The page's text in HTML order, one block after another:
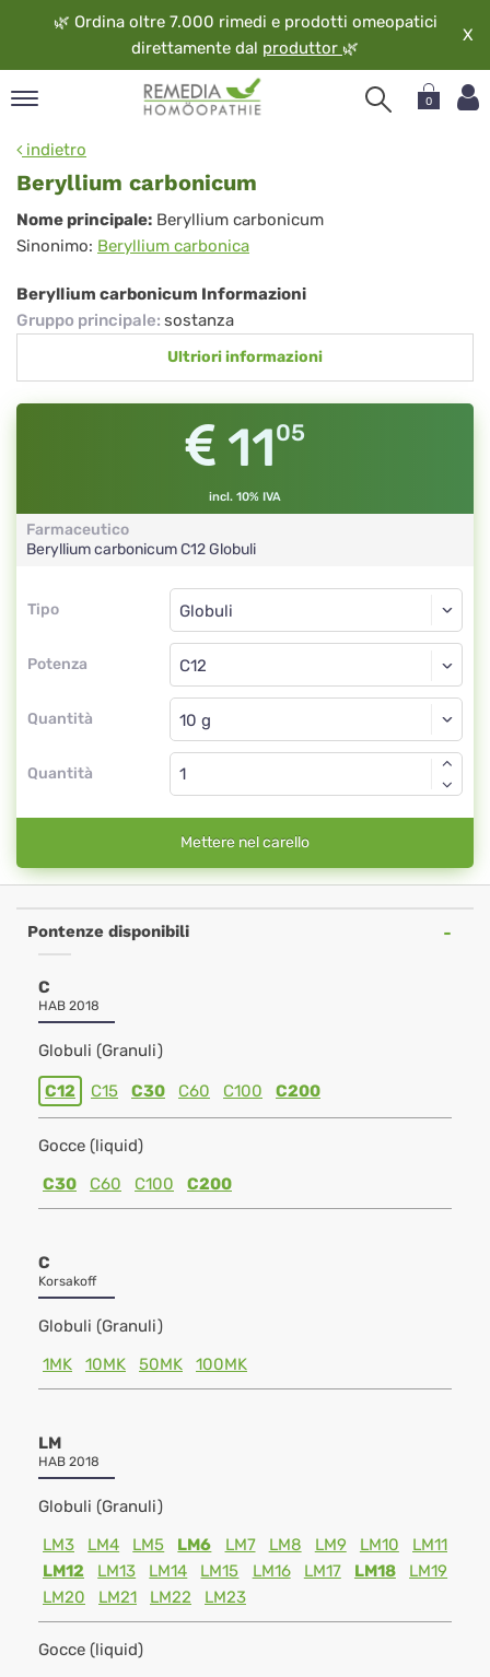
🌿 Ordina oltre 7.000 rimedi e prodotti omeopatici
direttamente dal produttor 🌿
X
0
indietro
Beryllium carbonicum
Beryllium
carbonicum
Nome principale: Beryllium carbonicum
Sinonimo: Beryllium carbonica
Beryllium carbonicum Informazioni
Gruppo principale: sostanza
Ultriori informazioni
1105
incl. 10% IVA
Farmaceutico
Beryllium carbonicumC12Globuli
Tipo
Tipo
Potenza
Globuli
C12
Quantità
Globuli
Quantità
Mettere nel carello
Pontenze disponibili
C
HAB 2018
Globuli (Granuli)
C12 C15 C30 C60 C100 C200
Gocce (liquid)
C30
C60 C100 C200
C
Korsakoff
Globuli (Granuli)
1MK
10MK 50MK 100MK
LM
HAB 2018
Globuli (Granuli)
LM3
LM4 LM5 LM6 LM7 LM8 LM9 LM10
LM11
LM12
LM13 LM14 LM15 LM16 LM17 LM18
LM19
LM20
LM21 LM22 LM23
Gocce (liquid)